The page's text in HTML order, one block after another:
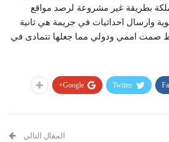
بطريقة غير مشروعة لرصد مواقع
وارسال احداثيات في جريمة هي ثانية
صمت اممي ودولي مما جعلها تتمادى في
Twitter
Google+
المقال التالي